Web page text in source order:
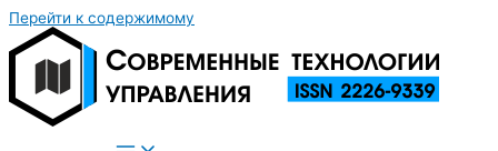
Перейти к содержимому